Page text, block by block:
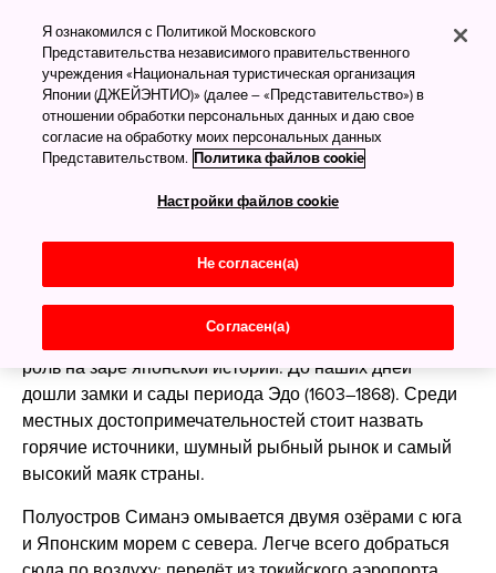
культурные и
природные секреты
Японии
Великолепные пейзажи и
восхитительные
Древняя и новейшая история соединяются на
живописном полуострове Симанэ в юго-западной
части острова Хонсю. Этот регион сыграл большую
роль на заре японской истории. До наших дней
дошли замки и сады периода Эдо (1603–1868). Среди
местных достопримечательностей стоит назвать
горячие источники, шумный рыбный рынок и самый
высокий маяк страны.
Полуостров Симанэ омывается двумя озёрами с юга
и Японским морем с севера. Легче всего добраться
Я ознакомился с Политикой Московского
Представительства независимого правительственного
учреждения «Национальная туристическая организация
Японии (ДЖЕЙЭНТИО)» (далее – «Представительство») в
отношении обработки персональных данных и даю свое
согласие на обработку моих персональных данных
Представительством. Политика файлов cookie
Настройки файлов cookie
Не согласен(а)
Согласен(а)